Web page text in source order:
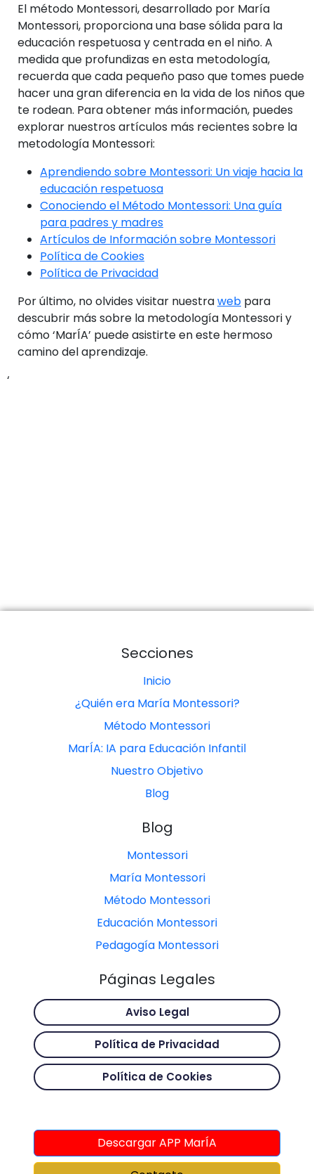
El método Montessori, desarrollado por María
Montessori, proporciona una base sólida para la
educación respetuosa y centrada en el niño. A
medida que profundizas en esta metodología,
recuerda que cada pequeño paso que tomes puede
hacer una gran diferencia en la vida de los niños que
te rodean. Para obtener más información, puedes
explorar nuestros artículos más recientes sobre la
metodología Montessori:
Aprendiendo sobre Montessori: Un viaje hacia la
educación respetuosa
Conociendo el Método Montessori: Una guía
para padres y madres
Artículos de Información sobre Montessori
Política de Cookies
Política de Privacidad
Por último, no olvides visitar nuestraweb para
descubrir más sobre la metodología Montessori y
cómo ‘MarÍA’ puede asistirte en este hermoso
camino del aprendizaje.
‘
Secciones
Inicio
¿Quién era María Montessori?
Método Montessori
MarÍA: IA para Educación Infantil
Nuestro Objetivo
Blog
Blog
Montessori
María Montessori
Método Montessori
Educación Montessori
Pedagogía Montessori
Páginas Legales
Aviso Legal
Política de Privacidad
Política de Cookies
Descargar APP MarÍA